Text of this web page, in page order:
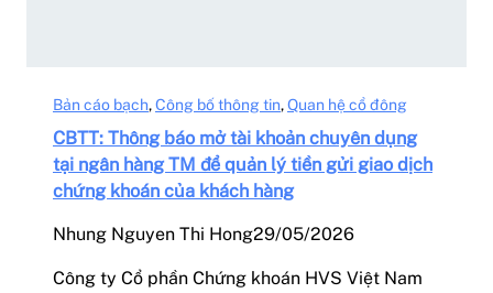
Bản cáo bạch, Công bố thông tin, Quan hệ cổ đông
CBTT: Thông báo mở tài khoản chuyên dụng
tại ngân hàng TM để quản lý tiền gửi giao dịch
chứng khoán của khách hàng
Nhung Nguyen Thi Hong29/05/2026
Công ty Cổ phần Chứng khoán HVS Việt Nam